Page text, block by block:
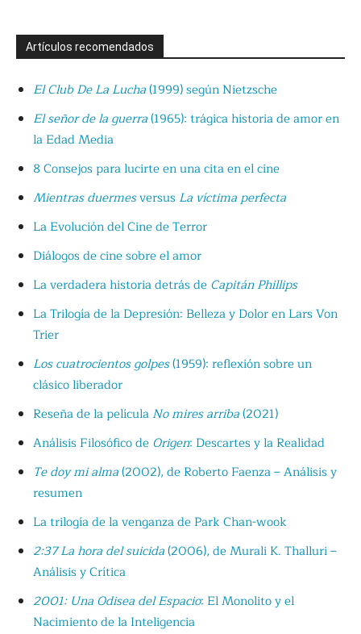
Artículos recomendados
El Club De La Lucha(1999) según Nietzsche
El señor de la guerra(1965): trágica historia de amor en
la Edad Media
8 Consejos para lucirte en una cita en el cine
Mientras duermesversus La víctima perfecta
La Evolución del Cine de Terror
Diálogos de cine sobre el amor
La verdadera historia detrás de Capitán Phillips
La Trilogía de la Depresión: Belleza y Dolor en Lars Von
Trier
Los cuatrocientos golpes(1959): reflexión sobre un
clásico liberador
Reseña de la película No mires arriba(2021)
Análisis Filosófico de Origen: Descartes y la Realidad
Te doy mi alma(2002), de Roberto Faenza – Análisis y
resumen
La trilogía de la venganza de Park Chan-wook
2:37 La hora del suicida(2006), de Murali K. Thalluri –
Análisis y Crítica
2001: Una Odisea del Espacio: El Monolito y el
Nacimiento de la Inteligencia